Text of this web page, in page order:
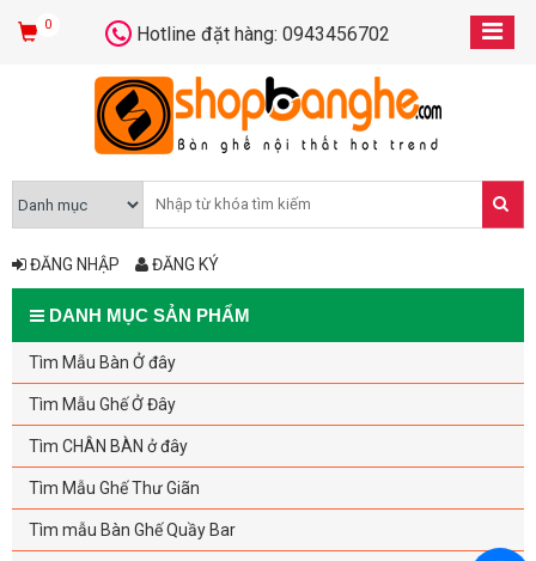
0 Hotline đặt hàng: 0943456702
ĐĂNG NHẬP ĐĂNG KÝ
DANH MỤC SẢN PHẨM
Tìm Mẫu Bàn Ở đây
Tìm Mẫu Ghế Ở Đây
Tìm CHÂN BÀN ở đây
Tìm Mẫu Ghế Thư Giãn
Tìm mẫu Bàn Ghế Quầy Bar